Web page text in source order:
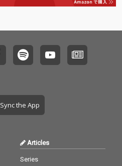
Sync the App
Articles
Series